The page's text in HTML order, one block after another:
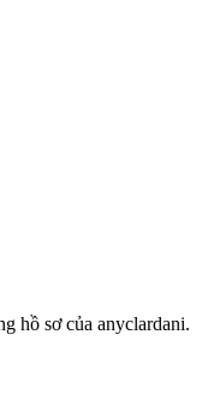
hồ sơ của anyclardani.